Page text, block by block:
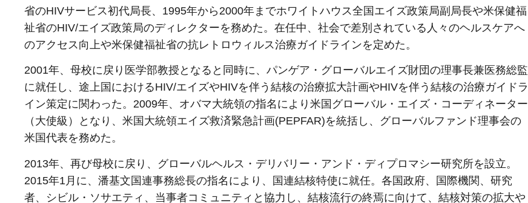
省のHIVサービス初代局長、1995年から2000年までホワイトハウス全国エイズ政策局副局長や米保健福
祉省のHIV/エイズ政策局のディレクターを務めた。在任中、社会で差別されている人々のヘルスケアへ
のアクセス向上や米保健福祉省の抗レトロウィルス治療ガイドラインを定めた。
2001年、母校に戻り医学部教授となると同時に、パンゲア・グローバルエイズ財団の理事長兼医務総監
に就任し、途上国におけるHIV/エイズやHIVを伴う結核の治療拡大計画やHIVを伴う結核の治療ガイドラ
イン策定に関わった。2009年、オバマ大統領の指名により米国グローバル・エイズ・コーディネーター
（大使級）となり、米国大統領エイズ救済緊急計画(PEPFAR)を統括し、グローバルファンド理事会の
米国代表を務めた。
2013年、再び母校に戻り、グローバルヘルス・デリバリー・アンド・ディプロマシー研究所を設立。
2015年1月に、潘基文国連事務総長の指名により、国連結核特使に就任。各国政府、国際機関、研究
者、シビル・ソサエティ、当事者コミュニティと協力し、結核流行の終焉に向けて、結核対策の拡大や